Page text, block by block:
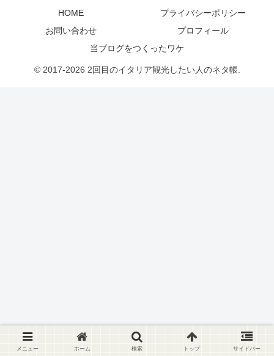
HOME
プライバシーポリシー
お問い合わせ
プロフィール
当ブログをつくったワケ
© 2017-2026 2回目のイタリア観光したい人のネタ帳.
メニュー ホーム 検索 トップ サイドバー